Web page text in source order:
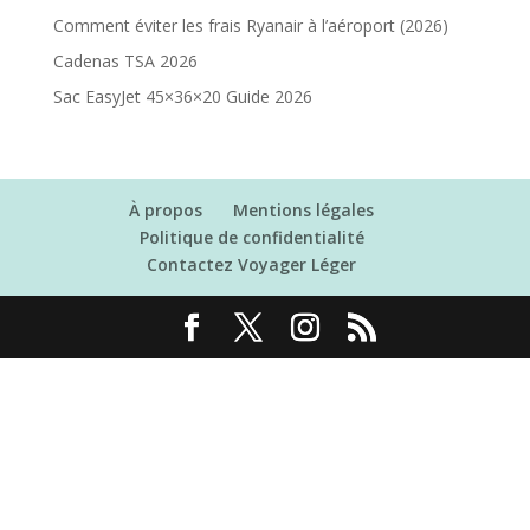
Comment éviter les frais Ryanair à l’aéroport (2026)
Cadenas TSA 2026
Sac EasyJet 45×36×20 Guide 2026
À propos
Mentions légales
Politique de confidentialité
Contactez Voyager Léger